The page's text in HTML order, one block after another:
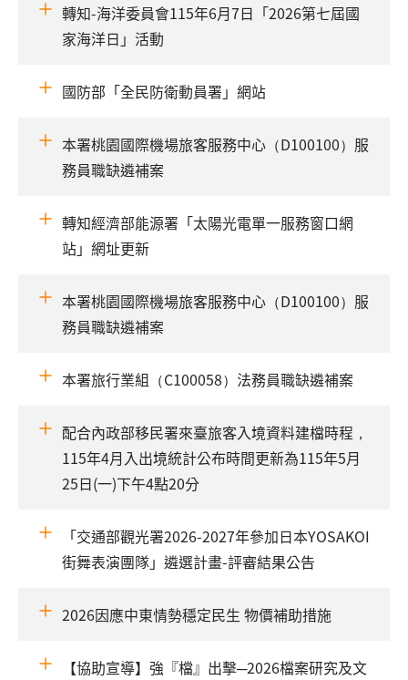
轉知-海洋委員會115年6月7日「2026第七屆國
家海洋日」活動
國防部「全民防衛動員署」網站
本署桃園國際機場旅客服務中心（D100100）服
務員職缺遴補案
轉知經濟部能源署「太陽光電單一服務窗口網
站」網址更新
本署桃園國際機場旅客服務中心（D100100）服
務員職缺遴補案
本署旅行業組（C100058）法務員職缺遴補案
配合內政部移民署來臺旅客入境資料建檔時程，
115年4月入出境統計公布時間更新為115年5月
25日(一)下午4點20分
「交通部觀光署2026-2027年參加日本YOSAKOI
街舞表演團隊」遴選計畫-評審結果公告
2026因應中東情勢穩定民生 物價補助措施
【協助宣導】強『檔』出擊─2026檔案研究及文